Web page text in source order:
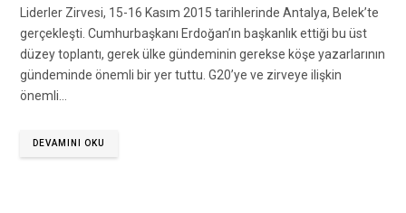
Liderler Zirvesi, 15-16 Kasım 2015 tarihlerinde Antalya, Belek’te
gerçekleşti. Cumhurbaşkanı Erdoğan’ın başkanlık ettiği bu üst
düzey toplantı, gerek ülke gündeminin gerekse köşe yazarlarının
gündeminde önemli bir yer tuttu. G20’ye ve zirveye ilişkin
önemli…
DEVAMINI OKU